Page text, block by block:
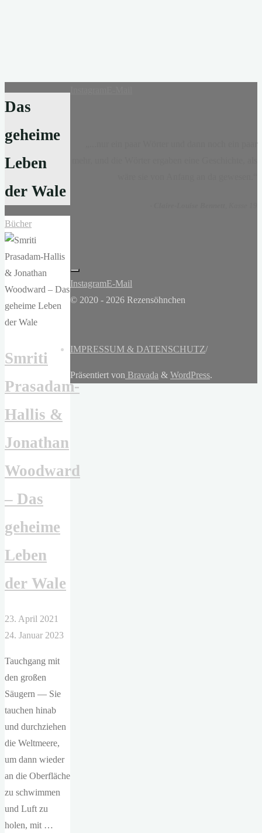
Das
geheime
Leben
der Wale
Bücher
Smriti
Prasadam-
Hallis &
Jonathan
Woodward
– Das
geheime
Leben
der Wale
23. April 2021
24. Januar 2023
Tauchgang mit
den großen
Säugern — Sie
tauchen hinab
und durchziehen
die Weltmeere,
um dann wieder
an die Oberfläche
zu schwimmen
und Luft zu
holen, mit …
InstagramE-Mail
© 2020 - 2026 Rezensöhnchen
IMPRESSUM & DATENSCHUTZ/
Präsentiert von Bravada & WordPress.